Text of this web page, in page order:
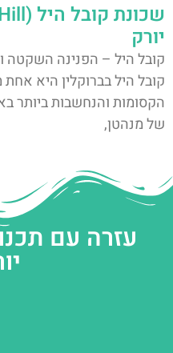
יורק
קובל היל – הפנינה השקטה
קובל היל בברוקלין היא
הקסומות והנחשבות ביותר
של מנהטן,
עזרה עם